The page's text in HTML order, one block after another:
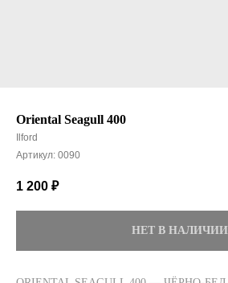
Oriental Seagull 400
Ilford
Артикул: 0090
1 200 ₽
НЕТ В НАЛИЧИИ